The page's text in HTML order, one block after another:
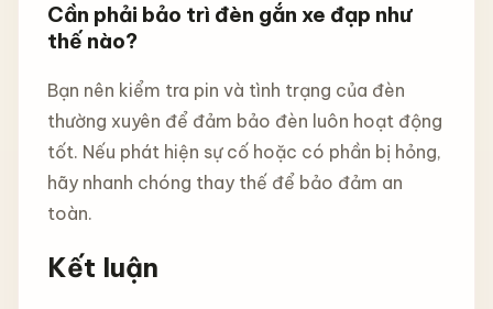
Cần phải bảo trì đèn gắn xe đạp như
thế nào?
Bạn nên kiểm tra pin và tình trạng của đèn
thường xuyên để đảm bảo đèn luôn hoạt động
tốt. Nếu phát hiện sự cố hoặc có phần bị hỏng,
hãy nhanh chóng thay thế để bảo đảm an
toàn.
Kết luận